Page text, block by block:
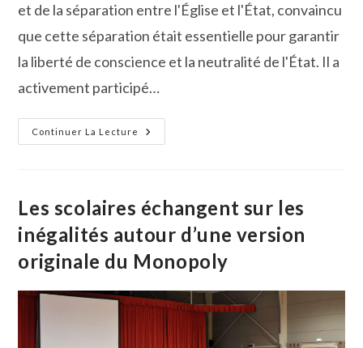
et de la séparation entre l'Église et l'État, convaincu
que cette séparation était essentielle pour garantir
la liberté de conscience et la neutralité de l'État. Il a
activement participé…
Continuer La Lecture
Laïcité :
L’implication
Dans
La
Préparation
De
La
Loi
De
Les scolaires échangent sur les
inégalités autour d’une version
originale du Monopoly